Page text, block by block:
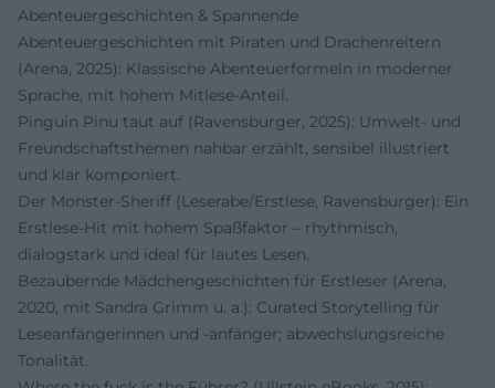
Abenteuergeschichten & Spannende
Abenteuergeschichten mit Piraten und Drachenreitern
(Arena, 2025): Klassische Abenteuerformeln in moderner
Sprache, mit hohem Mitlese-Anteil.
Pinguin Pinu taut auf (Ravensburger, 2025): Umwelt- und
Freundschaftsthemen nahbar erzählt, sensibel illustriert
und klar komponiert.
Der Monster-Sheriff (Leserabe/Erstlese, Ravensburger): Ein
Erstlese-Hit mit hohem Spaßfaktor – rhythmisch,
dialogstark und ideal für lautes Lesen.
Bezaubernde Mädchengeschichten für Erstleser (Arena,
2020, mit Sandra Grimm u. a.): Curated Storytelling für
Leseanfängerinnen und -anfänger; abwechslungsreiche
Tonalität.